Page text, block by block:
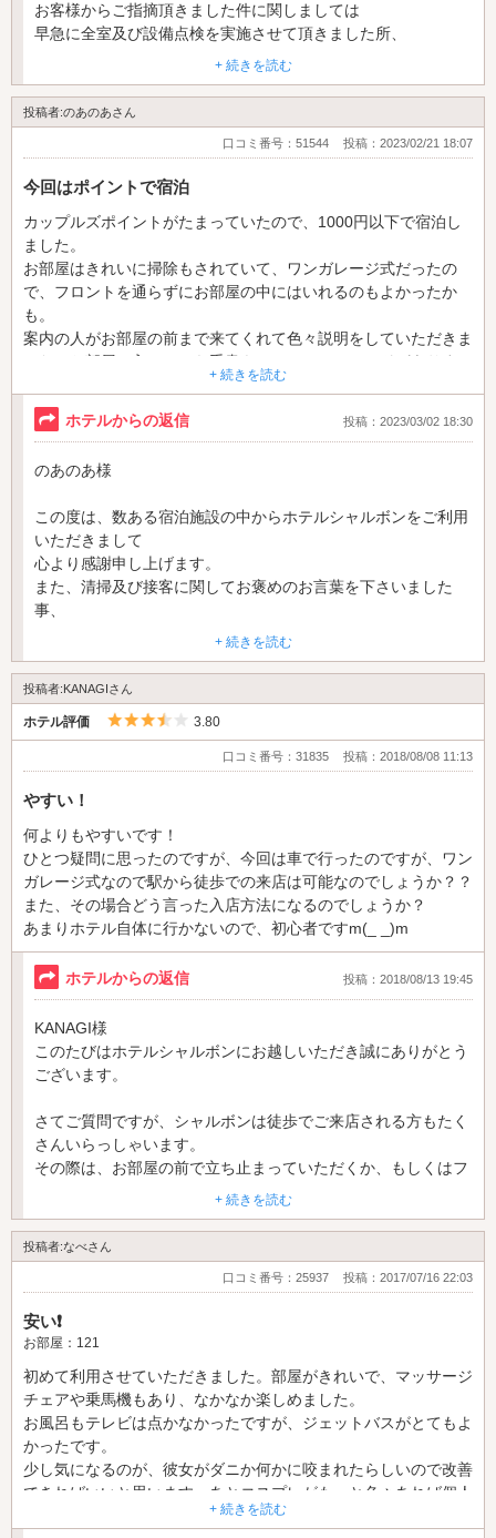
お客様からご指摘頂きました件に関しましては
早急に全室及び設備点検を実施させて頂きました所、
特に異常は確認出来ませんでした。
当館ではWi-Fiを快適にご使用頂けるよう
数ヵ所にわたり、本体を設置しておりますので、
電波の弱い回線に接続してしまうと
貴重なご意見を下さいました事
改めて御礼申し上げると共に、お客様がご満足して頂ける
上質の空間をご提供出来る様、改善指導に努めて参りたいと存
じます。
この度はご来店下さいまして
誠にありがとうございました。
またのお越しをスタッフ一同心よりお待ちしております。
ホテルシャルボン 支配人
+ 続きを読む
投稿者:のあのあさん
口コミ番号：51544 投稿：2023/02/21 18:07
今回はポイントで宿泊
カップルズポイントがたまっていたので、1000円以下で宿泊し
ました。
お部屋はきれいに掃除もされていて、ワンガレージ式だったの
で、フロントを通らずにお部屋の中にはいれるのもよかったか
も。
案内の人がお部屋の前まで来てくれて色々説明をしていただきま
した。お部屋に入ってから手書きのメッセージカードがありすご
く丁寧に接客されているのがわかり、大満足でした。
また利用したいホテルになりました。
+ 続きを読む
ホテルからの返信 投稿：2023/03/02 18:30
のあのあ様
この度は、数ある宿泊施設の中からホテルシャルボンをご利用
いただきまして
心より感謝申し上げます。
また、清掃及び接客に関してお褒めのお言葉を下さいました
事、
せて頂きました。
ささやかではございますが気持ちをお伝え出来ました事、
大変嬉しく、喜ばしい限りでございます。
また、機械がございましたら、是非ご来店下さいませ。
この度はお忙しい中、口コミを下さいました事
ありがとうございました。
ホテルシャルボン 支配人
+ 続きを読む
投稿者:KANAGIさん
ホテル評価 5つ星のうち3.5
3.80
口コミ番号：31835 投稿：2018/08/08 11:13
やすい！
何よりもやすいです！
ひとつ疑問に思ったのですが、今回は車で行ったのですが、ワン
ガレージ式なので駅から徒歩での来店は可能なのでしょうか？？
また、その場合どう言った入店方法になるのでしょうか？
あまりホテル自体に行かないので、初心者ですm(_ _)m
ホテルからの返信 投稿：2018/08/13 19:45
KANAGI様
このたびはホテルシャルボンにお越しいただき誠にありがとう
ございます。
さてご質問ですが、シャルボンは徒歩でご来店される方もたく
さんいらっしゃいます。
その際は、お部屋の前で立ち止まっていただくか、もしくはフ
ロントに一声お掛けください。
シャルボンはコスパを非常に大切にしております。
安くていいサービスを心がけております。
ホテルシャルボン 支配人
+ 続きを読む
投稿者:なべさん
口コミ番号：25937 投稿：2017/07/16 22:03
安い❗
お部屋：121
初めて利用させていただきました。部屋がきれいで、マッサージ
チェアや乗馬機もあり、なかなか楽しめました。
お風呂もテレビは点かなかったですが、ジェットバスがとてもよ
かったです。
少し気になるのが、彼女がダニか何かに咬まれたらしいので改善
できればいいと思います。あとコスプレがもっと色々あれば個人
+ 続きを読む